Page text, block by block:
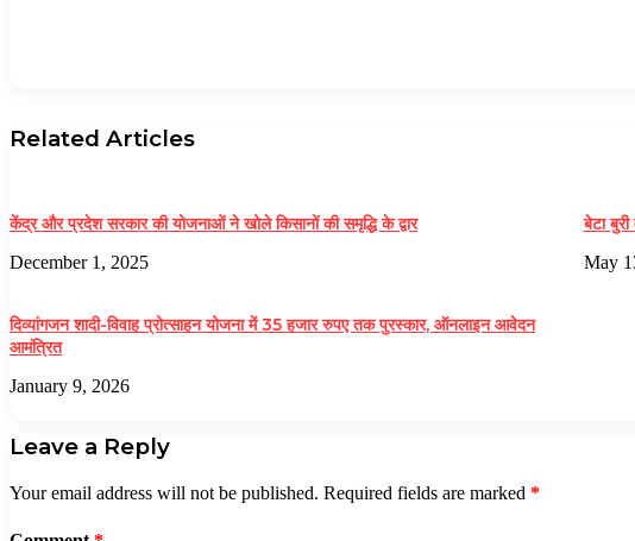
Related Articles
केंद्र और प्रदेश सरकार की योजनाओं ने खोले किसानों की समृद्धि के द्वार
December 1, 2025
बेटा
May
दिव्यांगजन शादी-विवाह प्रोत्साहन योजना में 35 हजार रुपए तक पुरस्कार, ऑनलाइन आवेदन
आमंत्रित
January 9, 2026
Leave a Reply
Your email address will not be published. Required fields are marked *